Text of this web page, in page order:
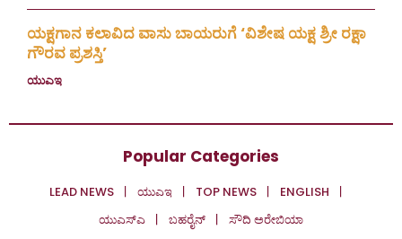
ಯಕ್ಷಗಾನ ಕಲಾವಿದ ವಾಸು ಬಾಯರುಗೆ ‘ವಿಶೇಷ ಯಕ್ಷ ಶ್ರೀ ರಕ್ಷಾ
ಗೌರವ ಪ್ರಶಸ್ತಿ’
ಯುಎಇ
Popular Categories
LEAD NEWS ಯುಎಇ TOP NEWS
ENGLISH
ಯುಎಸ್‌ಎ
ಬಹರೈನ್ ಸೌದಿ ಅರೇಬಿಯಾ